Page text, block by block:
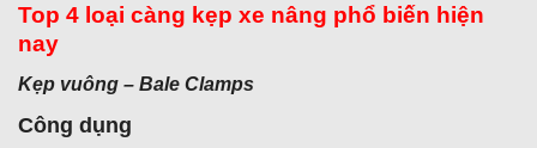
Top 4 loại càng kẹp xe nâng phổ biến hiện
nay
Kẹp vuông – Bale Clamps
Công dụng